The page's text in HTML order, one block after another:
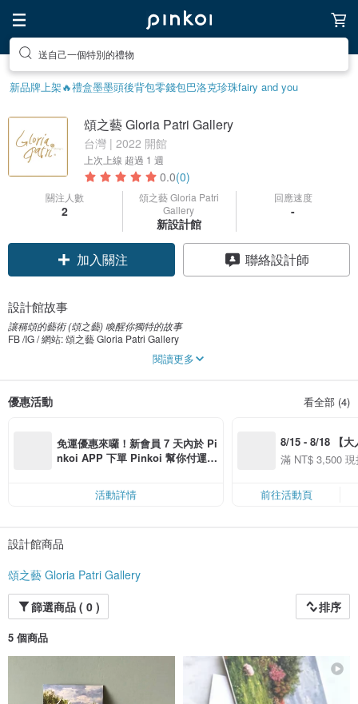
送自己一個特別的禮物
新品牌上架🔥禮盒墨墨頭後背包零錢包巴洛克珍珠fairy and you
頌之藝 Gloria Patri Gallery
台灣 | 2022 開館
上次上線 超過 1 週
0.0(0)
關注人數
2
頌之藝 Gloria Patri
Gallery
新設計館
回應速度
-
加入關注 聯絡設計師
設計館故事
讓稱頌的藝術 (頌之藝) 喚醒你獨特的故事
FB /IG / 網站: 頌之藝 Gloria Patri Gallery
* Offer Limited or Opened Edition Canvas Print. Pls contact artist directly via
頌之藝品牌故事:
儘管女孩走過無數的歲月，那條項鍊始終與她同行。然而，在一次不經意的情況
下，項鍊掉落地上，散落四處。有的珠子遺落了、破碎了，不再是完整無缺。遺
落的找不著了，破碎的也不再發亮…許多年就這樣過去，那遺留的玻璃珠，完整
有一天，女孩無意間來到一棟看似不起眼的建築物。建築裡有一位工匠，他看到
果妳願意讓我幫妳，我會再度恢復它，使妳戴在頸項上，並且它的光澤會比先前
項鍊仍舊是破碎，若工匠能找回那掉落的玻璃珠，並恢復它起初的樣貌， 將會是
件令人興奮的事。 於是，女孩答應了。
就這樣等了許久......
這是一個特別的日子，女孩終於看見被修復的項鍊，她小心翼翼的將這條項鍊帶
在頸項上。霎那間，她望見鏡中的自己與項鍊，頓時多少回憶湧上心頭。就在她
凝視著項鍊時，她發現那鍊上有一顆特別耀眼的珠子， 它的光澤仿彿能穿透女孩
的眼目，觸摸女孩的心。女孩定睛望著它，用心感受，試圖抓住那一瞬間的感
動。因著這份感動，女孩開始探索她未曾經歷與想像過的世界，一個人，一份珍
貴的禮物，與她的夢想。
閱讀更多
優惠活動 看全部 (4)
免運優惠來囉！新會員 7 天內於 Pi
nkoi APP 下單 Pinkoi 幫你付運
活動詳情
8/15 - 8/18 【大
季】滿
50
滿 NT$ 3,500
前往活動頁
設計館商品
頌之藝 Gloria Patri Gallery
篩選商品 ( 0 )
排序
5 個商品